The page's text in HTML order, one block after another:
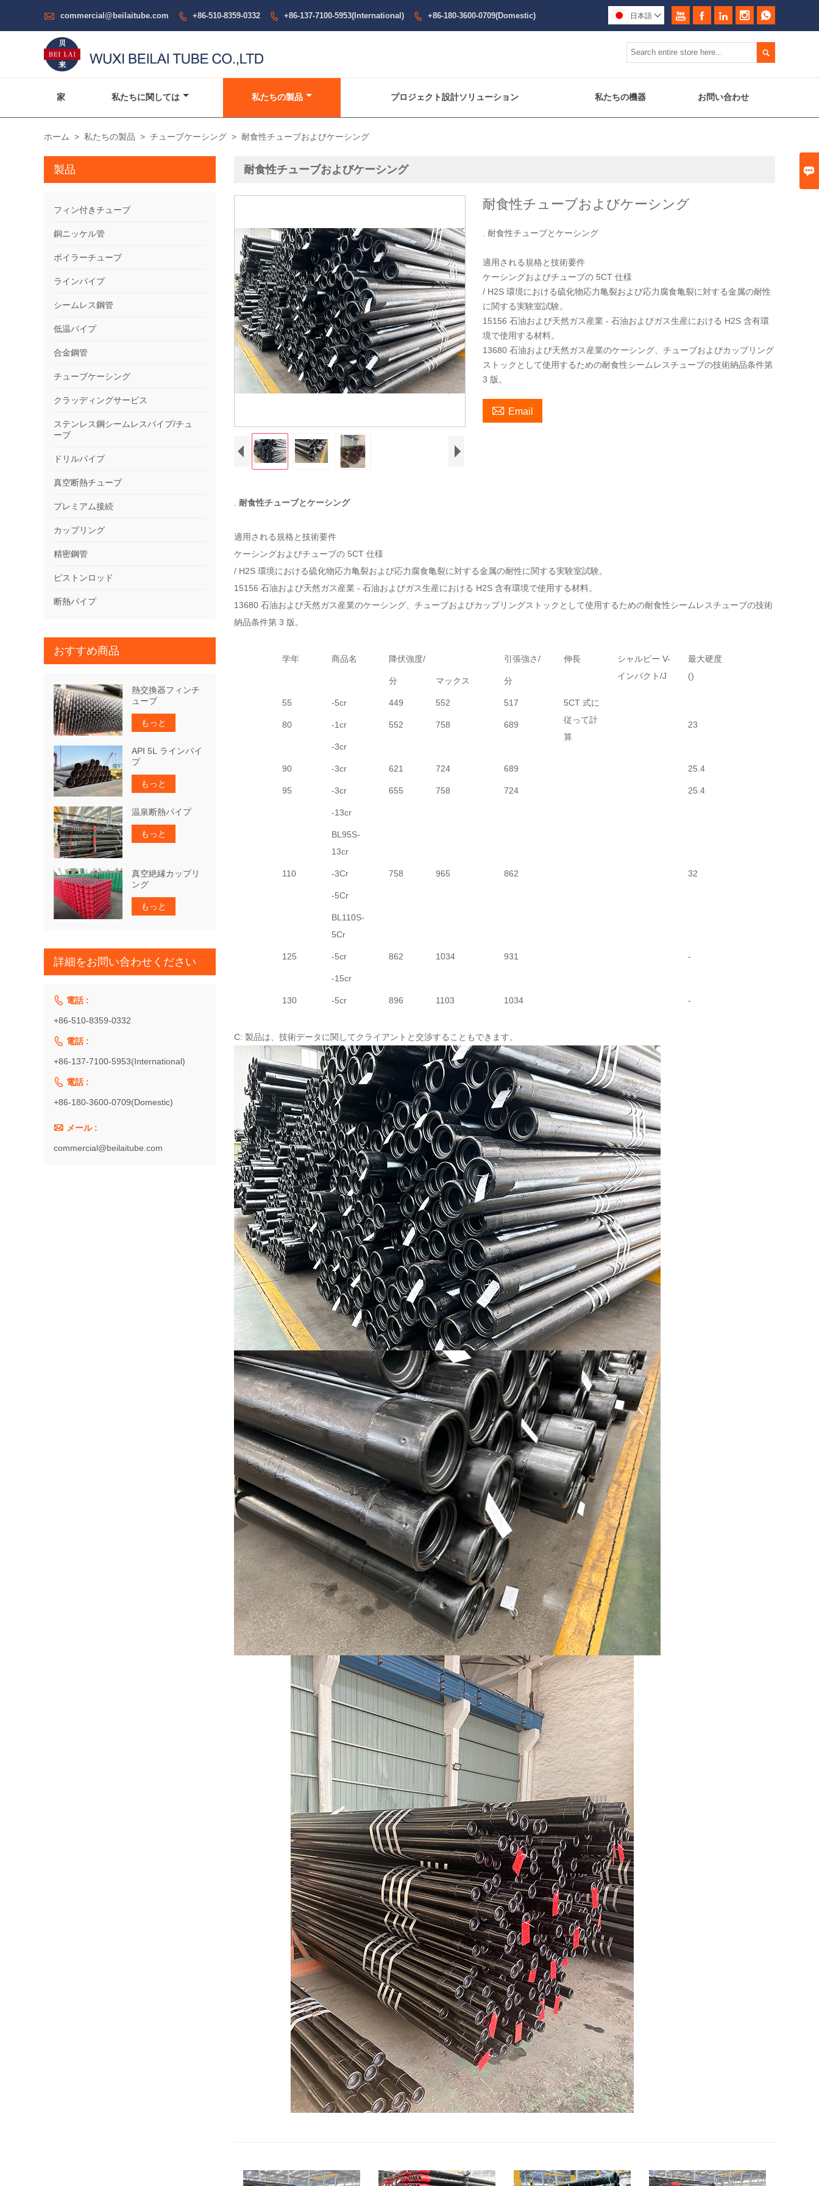

 commercial@beilaitube.com  +86-510-8359-0332  +86-137-7100-5953(International)  +86-180-3600-0709(Domestic)     
日本語 

家 私たちに関しては 私たちの製品 プロジェクト設計ソリューション 私たちの機器 お問い合わせ
ホーム > 私たちの製品 > チューブケーシング > 耐食性チューブおよびケーシング
耐食性チューブおよびケーシング
耐食性チューブおよびケーシング
. 耐食性チューブとケーシング
適用される規格と技術要件
ケーシングおよびチューブの 5CT 仕様
/ H2S 環境における硫化物応力亀裂および応力腐食亀裂に対する金属の耐性
に関する実験室試験。
15156 石油および天然ガス産業 - 石油およびガス生産における H2S 含有環
境で使用する材料。
13680 石油および天然ガス産業のケーシング、チューブおよびカップリング
ストックとして使用するための耐食性シームレスチューブの技術納品条件第
3 版。
 Email
耐食性チューブとケーシング
適用される規格と技術要件
ケーシングおよびチューブの 5CT 仕様
/ H2S 環境における硫化物応力亀裂および応力腐食亀裂に対する金属の耐性に関する実験室試験。
15156 石油および天然ガス産業 - 石油およびガス生産における H2S 含有環境で使用する材料。
13680 石油および天然ガス産業のケーシング、チューブおよびカップリングストックとして使用するための耐食性シームレスチューブの技術
納品条件第 3 版。
学年 商品名 降伏強度/ 引張強さ/ 伸長
シャルピー V-
インパクト/J
最大硬度
()
分 マックス 分
55 -5cr 449 552 517
5CT 式に
従って計
算
80 -1cr 552 758 689 23
-3cr
90 -3cr 621 724 689 25.4
95 -3cr 655 758 724 25.4
-13cr
BL95S-
13cr
110 -3Cr 758 965 862 32
-5Cr
BL110S-
5Cr
125 -5cr 862 1034 931 -
-15cr
130 -5cr 896 1103 1034 -
C: 製品は、技術データに関してクライアントと交渉することもできます。
製品
フィン付きチューブ
銅ニッケル管
ボイラーチューブ
ラインパイプ
シームレス鋼管
低温パイプ
合金鋼管
チューブケーシング
クラッディングサービス
ステンレス鋼シームレスパイプ/チュ
ーブ
ドリルパイプ
真空断熱チューブ
プレミアム接続
カップリング
精密鋼管
ピストンロッド
断熱パイプ
おすすめ商品
熱交換器フィンチ
ューブ
もっと
API 5L ラインパイ
プ
もっと
温泉断熱パイプ
もっと
真空絶縁カップリ
ング
もっと
詳細をお問い合わせください
 電話 :
+86-510-8359-0332
 電話 :
+86-137-7100-5953(International)
 電話 :
+86-180-3600-0709(Domestic)
 メール :
commercial@beilaitube.com